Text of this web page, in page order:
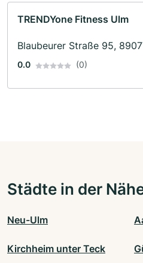
TRENDYone Fitness Ulm
Blaubeurer Straße 95,
0.0 (0)
Städte in der
Neu-Ulm
Kirchheim unter Teck